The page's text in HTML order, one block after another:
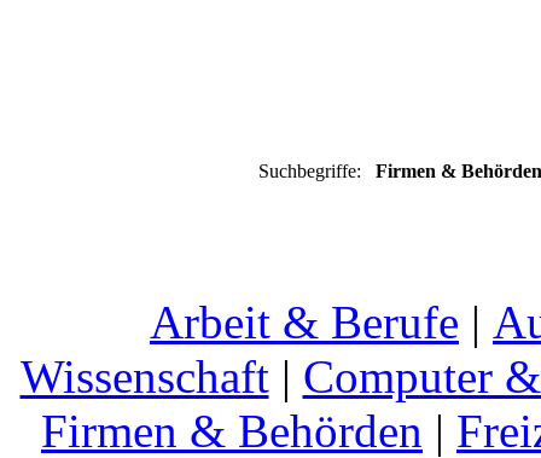
Suchbegriffe: Firmen &
Arbeit & Berufe |
Wissenschaft| Computer
Firmen & Behörden |